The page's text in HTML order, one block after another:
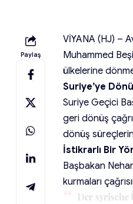
Paylaş
VİYANA (HJ) –
Muhammed
ülkelerine
Suriye’ye
Suriye Geçici
geri dönüş
dönüş
İstikrarlı Bir
Başbakan
kurmaları
Der syrische